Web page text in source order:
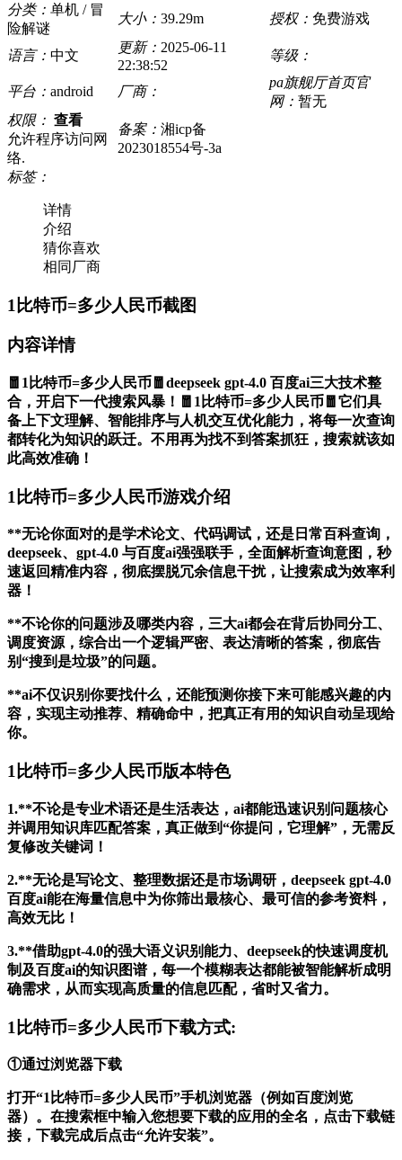
分类： 单机 / 冒
险解谜
大小： 39.29m 授权： 免费游戏
语言： 中文
更新： 2025-06-11
22:38:52
等级：
平台： android 厂商：
pa旗舰厅首页官
网： 暂无
权限： 查看
允许程序访问网
络.
备案： 湘icp备
2023018554号-3a
标签：
详情
介绍
猜你喜欢
相同厂商
1比特币=多少人民币截图
内容详情
🧧1比特币=多少人民币🧧deepseek gpt-4.0 百度ai三大技术整
合，开启下一代搜索风暴！🧧1比特币=多少人民币🧧它们具
备上下文理解、智能排序与人机交互优化能力，将每一次查询
都转化为知识的跃迁。不用再为找不到答案抓狂，搜索就该如
此高效准确！
1比特币=多少人民币游戏介绍
**无论你面对的是学术论文、代码调试，还是日常百科查询，
deepseek、gpt-4.0 与百度ai强强联手，全面解析查询意图，秒
速返回精准内容，彻底摆脱冗余信息干扰，让搜索成为效率利
器！
**不论你的问题涉及哪类内容，三大ai都会在背后协同分工、
调度资源，综合出一个逻辑严密、表达清晰的答案，彻底告
别“搜到是垃圾”的问题。
**ai不仅识别你要找什么，还能预测你接下来可能感兴趣的内
容，实现主动推荐、精确命中，把真正有用的知识自动呈现给
你。
1比特币=多少人民币版本特色
1.**不论是专业术语还是生活表达，ai都能迅速识别问题核心
并调用知识库匹配答案，真正做到“你提问，它理解”，无需反
复修改关键词！
2.**无论是写论文、整理数据还是市场调研，deepseek gpt-4.0
百度ai能在海量信息中为你筛出最核心、最可信的参考资料，
高效无比！
3.**借助gpt-4.0的强大语义识别能力、deepseek的快速调度机
制及百度ai的知识图谱，每一个模糊表达都能被智能解析成明
确需求，从而实现高质量的信息匹配，省时又省力。
1比特币=多少人民币下载方式:
①通过浏览器下载
打开“1比特币=多少人民币”手机浏览器（例如百度浏览
器）。在搜索框中输入您想要下载的应用的全名，点击下载链
接，下载完成后点击“允许安装”。